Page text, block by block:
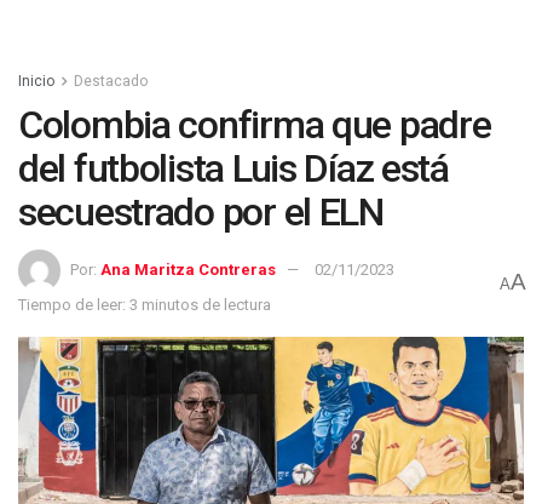
Inicio Destacado
Colombia confirma que padre
del futbolista Luis Díaz está
secuestrado por el ELN
Por: Ana Maritza Contreras
02/11/2023
Tiempo de leer: 3 minutos de lectura
AA